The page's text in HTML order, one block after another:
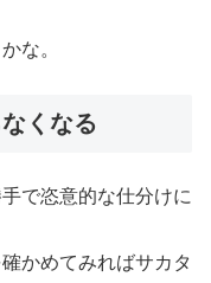
な。
くなる
で恣意的な仕分けに
かめてみればサカタ